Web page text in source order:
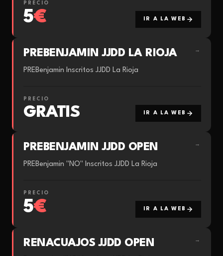
PRECIO
5€ IR A LA WEB
PREBENJAMIN JJDD LA RIOJA →
PREBenjamin Inscritos JJDD La Rioja
PRECIO
GRATIS IR A LA WEB
PREBENJAMIN JJDD OPEN →
PREBenjamin "NO" Inscritos JJDD La Rioja
PRECIO
5€ IR A LA WEB
RENACUAJOS JJDD OPEN →